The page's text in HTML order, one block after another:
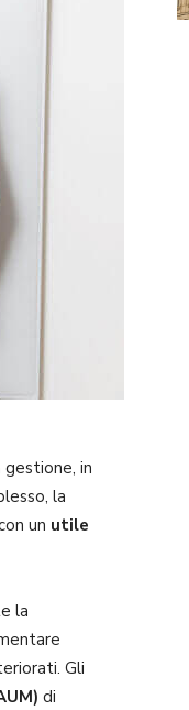
in
la
un utile
la
Gli
di